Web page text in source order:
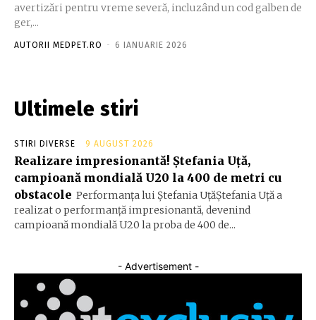
avertizări pentru vreme severă, incluzând un cod galben de
ger,...
AUTORII MEDPET.RO - 6 IANUARIE 2026
Ultimele stiri
STIRI DIVERSE 9 AUGUST 2026
Realizare impresionantă! Ștefania Uță,
campioană mondială U20 la 400 de metri cu
obstacole Performanța lui Ștefania UțăŞtefania Uță a
realizat o performanță impresionantă, devenind
campioană mondială U20 la proba de 400 de...
- Advertisement -